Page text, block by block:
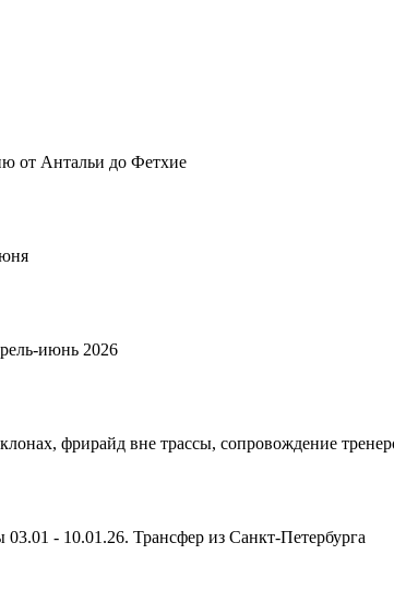
от Антальи до Фетхие
июнь 2026
фрирайд вне трассы, сопровождение
- 10.01.26. Трансфер из Санкт-Петербурга